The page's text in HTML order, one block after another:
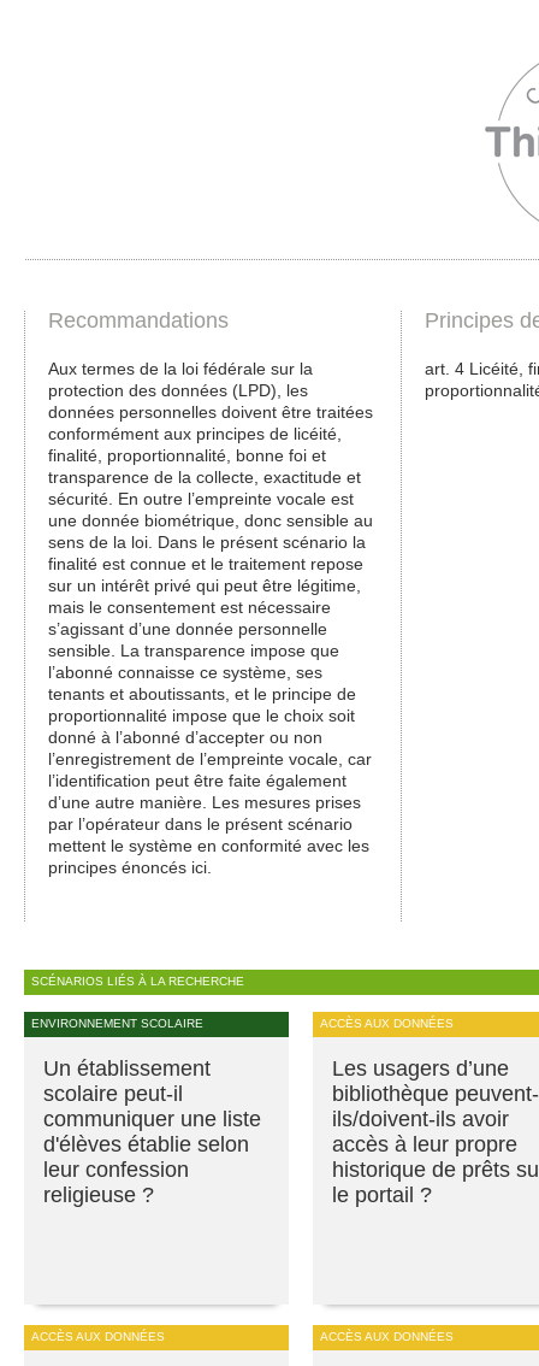
Recommandations
Aux termes de la loi fédérale sur la
protection des données (LPD), les
données personnelles doivent être traitées
conformément aux principes de licéité,
finalité, proportionnalité, bonne foi et
transparence de la collecte, exactitude et
sécurité. En outre l’empreinte vocale est
une donnée biométrique, donc sensible au
sens de la loi. Dans le présent scénario la
finalité est connue et le traitement repose
sur un intérêt privé qui peut être légitime,
mais le consentement est nécessaire
s’agissant d’une donnée personnelle
sensible. La transparence impose que
l’abonné connaisse ce système, ses
tenants et aboutissants, et le principe de
proportionnalité impose que le choix soit
donné à l’abonné d’accepter ou non
l’enregistrement de l’empreinte vocale, car
l’identification peut être faite également
d’une autre manière. Les mesures prises
par l’opérateur dans le présent scénario
mettent le système en conformité avec les
principes énoncés ici.
Principes
art. 4 Licéité,
SCÉNARIOS LIÉS À LA RECHERCHE
ENVIRONNEMENT SCOLAIRE
Un établissement
scolaire peut-il
communiquer une liste
d'élèves établie selon
leur confession
religieuse ?
ACCÈS AUX DONNÉES
Les usagers d’une
bibliothèque peuvent-
ils/doivent-ils avoir
accès à leur propre
historique de prêts
le portail ?
ACCÈS AUX DONNÉES ACCÈS AUX DONNÉES